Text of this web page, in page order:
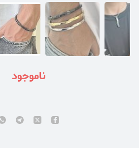
ناموجود